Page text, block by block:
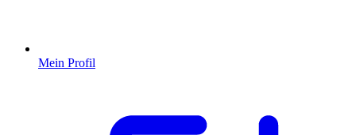
Mein Profil